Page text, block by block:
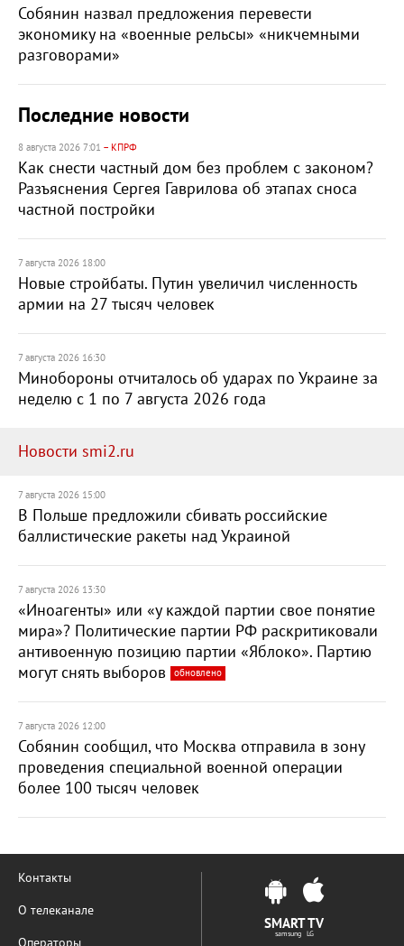
Собянин назвал предложения перевести
экономику на «военные рельсы» «никчемными
разговорами»
Последние новости
8 августа 2026 7:01 – КПРФ
Как снести частный дом без проблем с законом?
Разъяснения Сергея Гаврилова об этапах сноса
частной постройки
7 августа 2026 18:00
Новые стройбаты. Путин увеличил численность
армии на 27 тысяч человек
7 августа 2026 16:30
Минобороны отчиталось об ударах по Украине за
неделю с 1 по 7 августа 2026 года
Новости smi2.ru
7 августа 2026 15:00
В Польше предложили сбивать российские
баллистические ракеты над Украиной
7 августа 2026 13:30
«Иноагенты» или «у каждой партии свое понятие
мира»? Политические партии РФ раскритиковали
антивоенную позицию партии «Яблоко». Партию
могут снять выборов
обновлено
7 августа 2026 12:00
Собянин сообщил, что Москва отправила в зону
проведения специальной военной операции
более 100 тысяч человек
Контакты
О телеканале
Операторы
SMART TV
samsung LG